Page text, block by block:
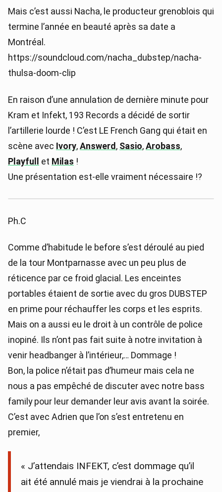
Mais c’est aussi Nacha, le producteur grenoblois qui
termine l’année en beauté après sa date a
Montréal.
https://soundcloud.com/nacha_dubstep/nacha-
thulsa-doom-clip
En raison d’une annulation de dernière minute pour
Kram et Infekt, 193 Records a décidé de sortir
l’artillerie lourde ! C’est LE French Gang qui était en
scène avec Ivory,Answerd, Sasio,Arobass,
Playfull et Milas !
Une présentation est-elle vraiment nécessaire !?
Ph.C
Comme d’habitude le before s’est déroulé au pied
de la tour Montparnasse avec un peu plus de
réticence par ce froid glacial. Les enceintes
portables étaient de sortie avec du gros DUBSTEP
en prime pour réchauffer les corps et les esprits.
Mais on a aussi eu le droit à un contrôle de police
inopiné. Ils n’ont pas fait suite à notre invitation à
venir headbanger à l’intérieur,… Dommage !
Bon, la police n’était pas d’humeur mais cela ne
nous a pas empêché de discuter avec notre bass
family pour leur demander leur avis avant la soirée.
C’est avec Adrien que l’on s’est entretenu en
premier,
« J’attendais INFEKT, c’est dommage qu’il
ait été annulé mais je viendrai à la prochaine